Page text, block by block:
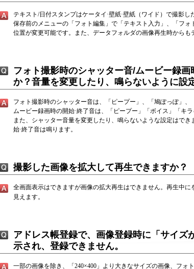
テキスト/日付スタンプはケータイ·壁紙·壁紙（ワイド）で撮影し
保存前のメニューの「フォト編集」で「テキスト入力」、「フ
位置が変更可能です。また、データフォルダの画像再生時からも
フォト撮影時のシャッター音/ムービー録
か？音量を変更したり、鳴らないように設
フォト撮影時のシャッター音は、「ピープー」、「鳩ぽっぽ」、
ムービー録画時の開始·終了音は、「ピープー」「ボイス」「キラ
また、シャッター音量を変更したり、鳴らないような設定はで
始·終了音は鳴ります。
撮影した画像を拡大して再生できますか？
全画面表示はできますが画像の拡大再生はできません。再生中に
見えます。
アドレス帳登録で、画像登録時に「サイズ
示され、登録できません。
一部の画像を除き、「240×400」より大きなサイズの画像、フォ